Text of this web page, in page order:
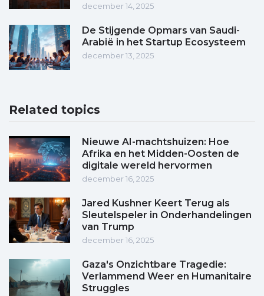
december 14, 2025
De Stijgende Opmars van Saudi-
Arabië in het Startup Ecosysteem
december 13, 2025
Related topics
Nieuwe AI-machtshuizen: Hoe
Afrika en het Midden-Oosten de
digitale wereld hervormen
december 16, 2025
Jared Kushner Keert Terug als
Sleutelspeler in Onderhandelingen
van Trump
december 16, 2025
Gaza's Onzichtbare Tragedie:
Verlammend Weer en Humanitaire
Struggles